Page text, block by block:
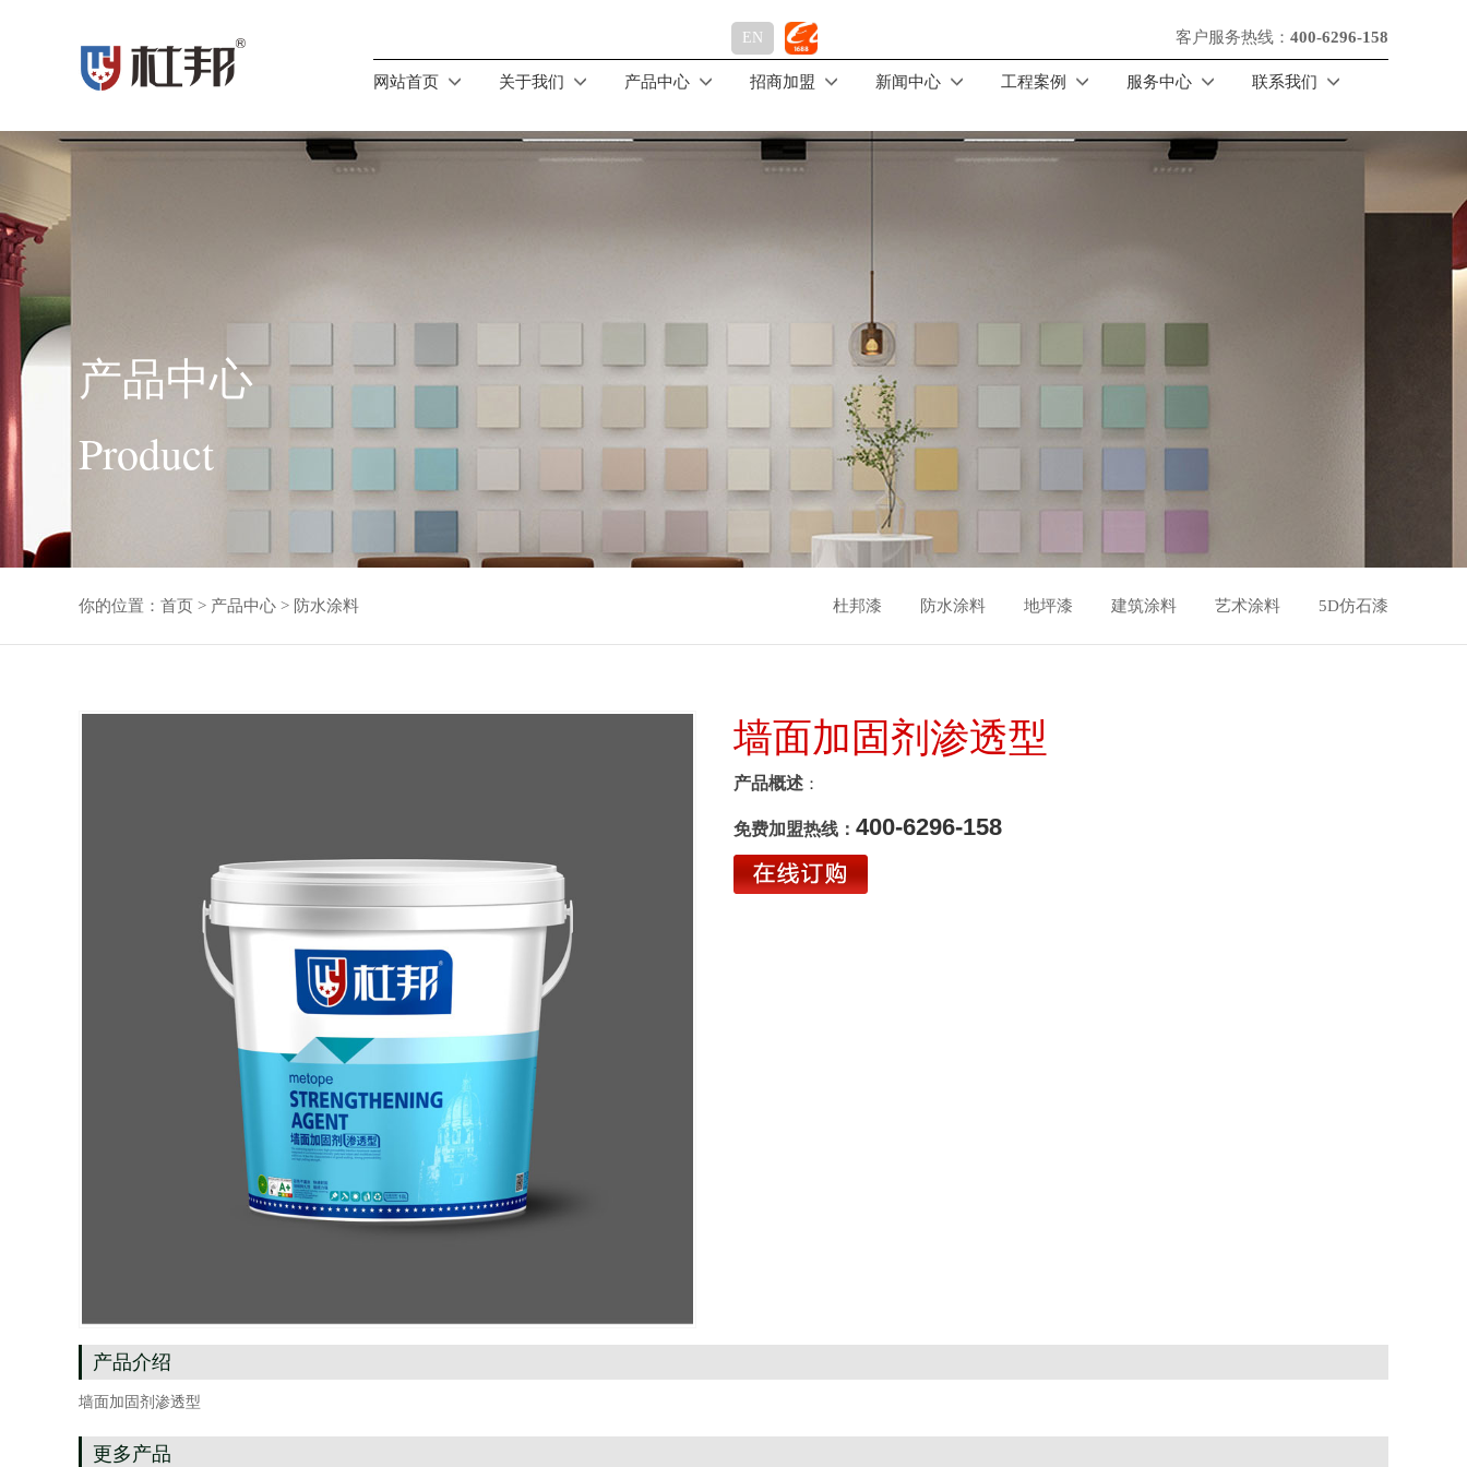
EN 客户服务热线： 400-6296-158
网站首页 关于我们 产品中心 招商加盟 新闻中心 工程案例 服务中心 联系我们
产品中心
Product
杜邦漆 防水涂料 地坪漆 建筑涂料 艺术涂料 5D仿石漆
你的位置： 首页 > 产品中心 > 防水涂料
墙面加固剂渗透型
产品概述 ：
免费加盟热线： 400-6296-158
产品介绍
墙面加固剂渗透型
更多产品